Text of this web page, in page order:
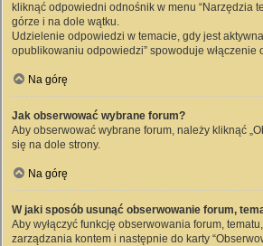
kliknąć odpowiedni odnośnik w menu “Narzędzia
górze i na dole wątku.
Udzielenie odpowiedzi w temacie, gdy jest
opublikowaniu odpowiedzi” spowoduje włączenie
Na górę
Jak obserwować wybrane forum?
Aby obserwować wybrane forum, należy kliknąć
się na dole strony.
Na górę
W jaki sposób usunąć obserwowanie forum,
Aby wyłączyć funkcję obserwowania forum,
zarządzania kontem i następnie do karty